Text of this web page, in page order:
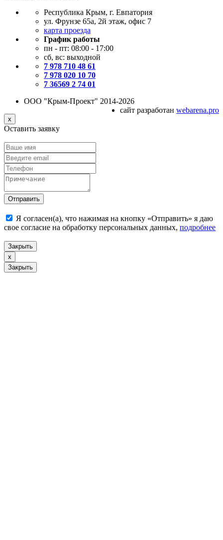
Республика Крым, г. Евпатория
ул. Фрунзе 65а, 2й этаж, офис 7
карта проезда
График работы
пн - пт: 08:00 - 17:00
сб, вс: выходной
7 978 710 48 61
7 978 020 10 70
7 36569 2 74 01
ООО "Крым-Проект" 2014-2026
сайт разработан webarena.pro
x
Оставить заявку
Я согласен(а), что нажимая на кнопку «Отправить» я даю
свое согласие на обработку персональных данных, подробнее
Закрыть
x
Закрыть